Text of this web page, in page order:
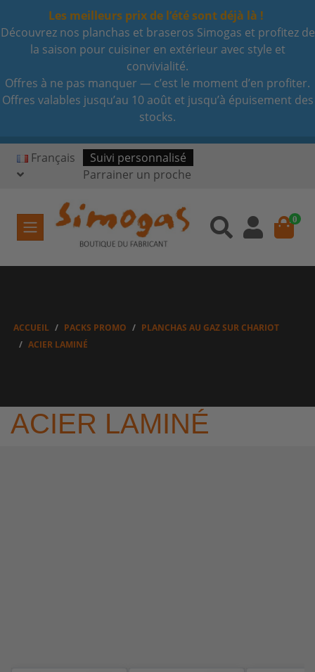
Les meilleurs prix de l’été sont déjà là !
Découvrez nos planchas et braseros Simogas et profitez de
la saison pour cuisiner en extérieur avec style et
convivialité.
Offres à ne pas manquer — c’est le moment d’en profiter.
Offres valables jusqu’au 10 août et jusqu’à épuisement des
stocks.
Français
Suivi personnalisé
Parrainer un proche
0
ACCUEIL PACKS PROMO
PLANCHAS AU GAZ SUR CHARIOT
ACIER LAMINÉ
ACIER LAMINÉ